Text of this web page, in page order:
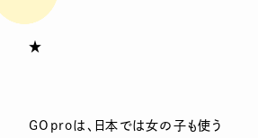
★
GOproは、日本では女の子も使う